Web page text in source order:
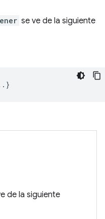
se ve de la siguiente
de la siguiente